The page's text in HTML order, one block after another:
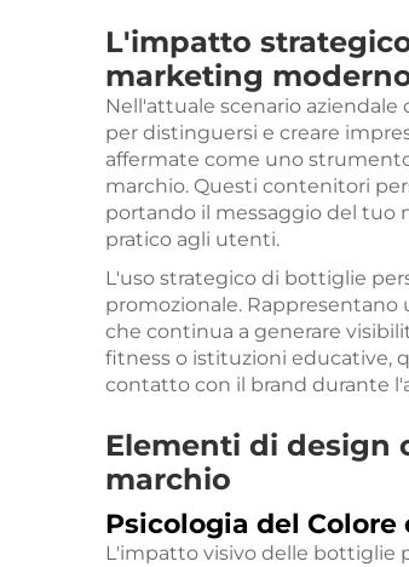
L'impatto
marketing
Nell'attuale scenario
per distinguersi e creare
affermate come uno
marchio. Questi contenitori
portando il messaggio del tuo
pratico agli utenti.
L'uso strategico di bottiglie
promozionale.
che continua a generare
fitness o istituzioni educative,
contatto con il brand durante
Elementi di design
marchio
Psicologia del
L'impatto visivo delle bottiglie